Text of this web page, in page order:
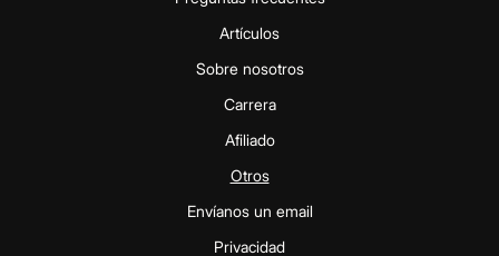
Artículos
Sobre nosotros
Carrera
Afiliado
Otros
Envíanos un email
Privacidad